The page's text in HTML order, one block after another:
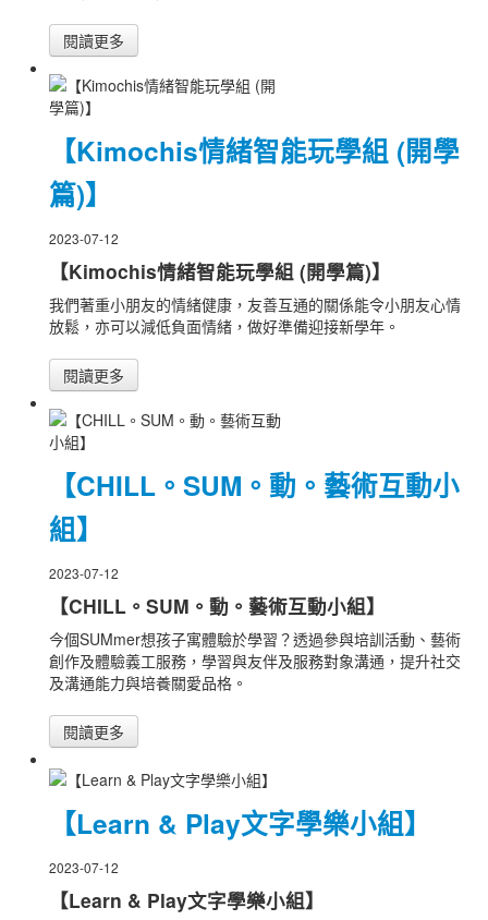
閱讀更多
【Kimochis情緒智能玩學組 (開學
篇)】
2023-07-12
【Kimochis情緒智能玩學組 (開學篇)】
我們著重小朋友的情緒健康，友善互通的關係能令小朋友心情
放鬆，亦可以減低負面情緒，做好準備迎接新學年。
閱讀更多
【CHILL。SUM。動。藝術互動小
組】
2023-07-12
【CHILL。SUM。動。藝術互動小組】
今個SUMmer想孩子寓體驗於學習？透過參與培訓活動、藝術
創作及體驗義工服務，學習與友伴及服務對象溝通，提升社交
及溝通能力與培養關愛品格。
閱讀更多
【Learn & Play文字學樂小組】
2023-07-12
【Learn & Play文字學樂小組】